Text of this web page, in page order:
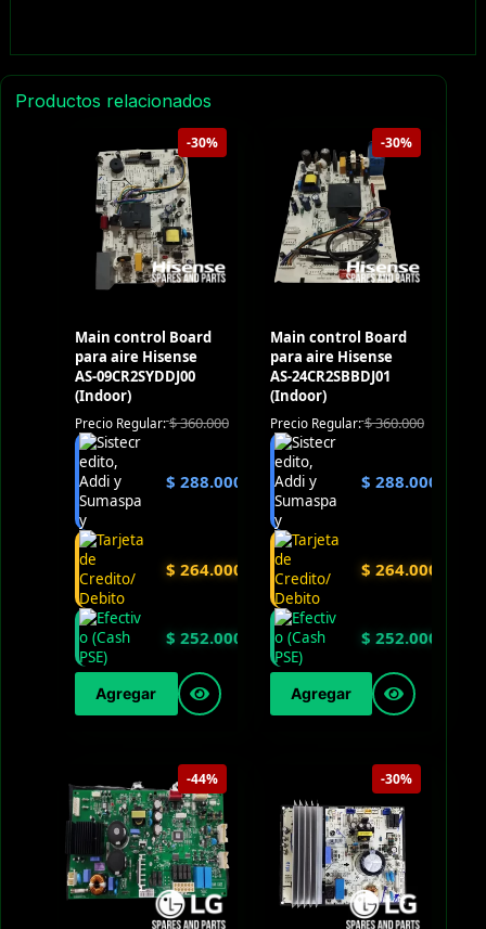
Productos relacionados
-30%
Main control Board
para aire Hisense
AS-09CR2SYDDJ00
(Indoor)
Precio Regular:$360.000
$ 288.000
$ 264.000
$ 252.000
Agregar
-30%
Main control Board
para aire Hisense
AS-24CR2SBBDJ01
(Indoor)
Precio Regular:$360.000
$ 288.000
$ 264.000
$ 252.000
Agregar
-44% -30%